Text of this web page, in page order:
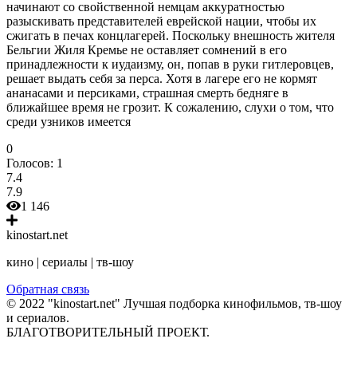
начинают со свойственной немцам аккуратностью
разыскивать представителей еврейской нации, чтобы их
сжигать в печах концлагерей. Поскольку внешность жителя
Бельгии Жиля Кремье не оставляет сомнений в его
принадлежности к иудаизму, он, попав в руки гитлеровцев,
решает выдать себя за перса. Хотя в лагере его не кормят
ананасами и персиками, страшная смерть бедняге в
ближайшее время не грозит. К сожалению, слухи о том, что
среди узников имеется
0
Голосов: 1
7.4
7.9
1 146
kinostart.net
кино | сериалы | тв-шоу
Обратная связь
© 2022 "kinostart.net" Лучшая подборка кинофильмов, тв-шоу
и сериалов.
БЛАГОТВОРИТЕЛЬНЫЙ ПРОЕКТ.